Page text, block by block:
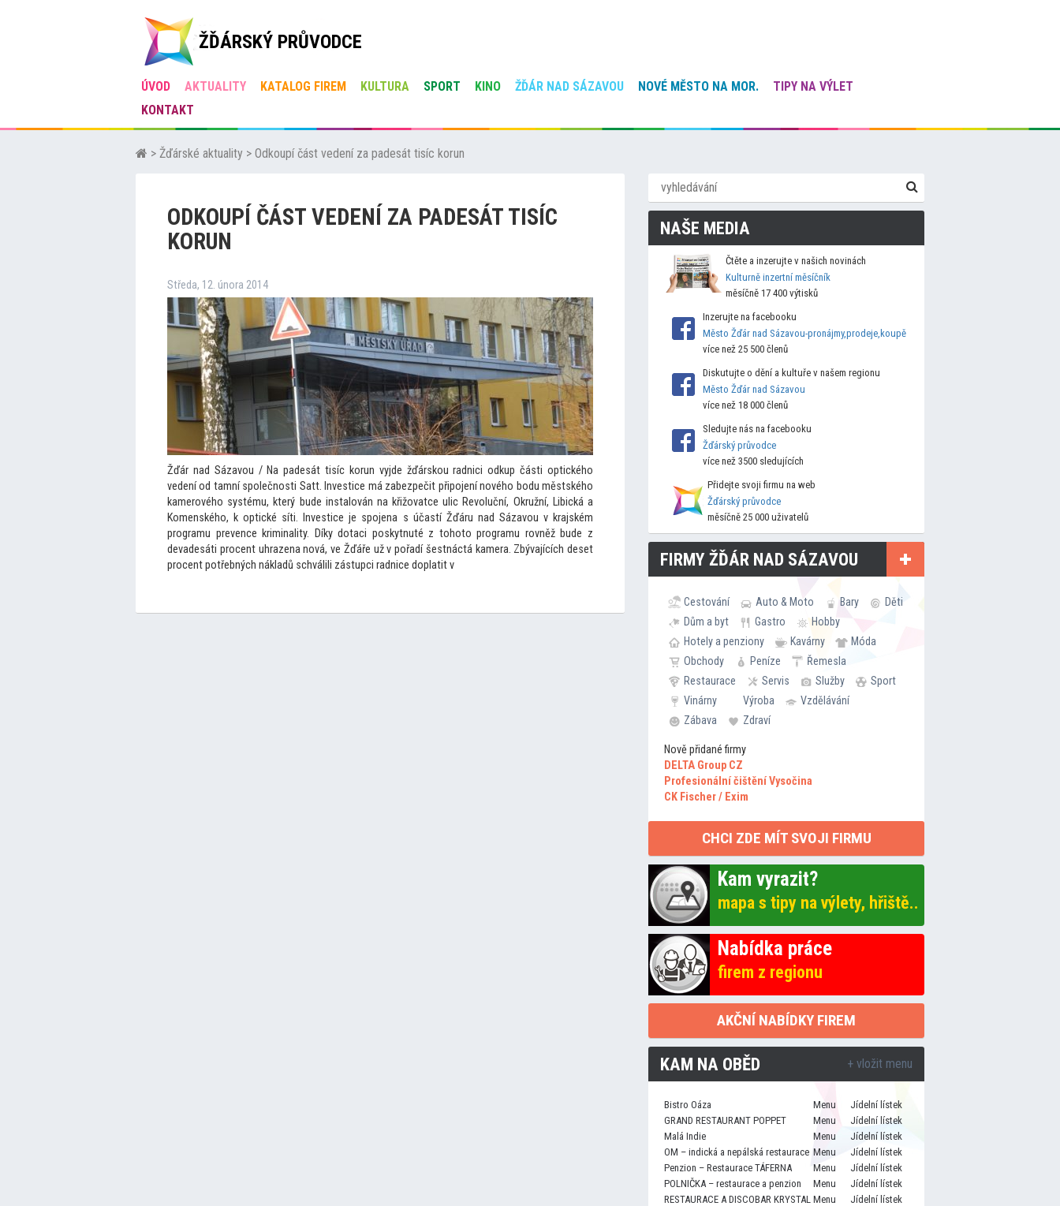
ŽĎÁRSKÝ PRŮVODCE
ÚVOD AKTUALITY KATALOG FIREM KULTURA SPORT KINO ŽĎÁR NAD SÁZAVOU NOVÉ MĚSTO NA MOR.
TIPY NA VÝLET
KONTAKT
> Žďárské aktuality > Odkoupí část vedení za padesát tisíc korun
ODKOUPÍ ČÁST VEDENÍ ZA PADESÁT TISÍC
KORUN
Středa, 12. února 2014
Žďár nad Sázavou / Na padesát tisíc korun vyjde žďárskou radnici odkup části optického
vedení od tamní společnosti Satt. Investice má zabezpečit připojení nového bodu městského
kamerového systému, který bude instalován na křižovatce ulic Revoluční, Okružní, Libická a
Komenského, k optické síti. Investice je spojena s účastí Žďáru nad Sázavou v krajském
programu prevence kriminality. Díky dotaci poskytnuté z tohoto programu rovněž bude z
devadesáti procent uhrazena nová, ve Žďáře už v pořadí šestnáctá kamera. Zbývajících deset
procent potřebných nákladů schválili zástupci radnice doplatit v
NAŠE MEDIA
Čtěte a inzerujte v našich novinách
Kulturně inzertní měsíčník
měsíčně 17 400 výtisků
Inzerujte na facebooku
Město Žďár nad Sázavou-pronájmy,prodeje,koupě
více než 25 500 členů
Diskutujte o dění a kultuře v našem regionu
Město Žďár nad Sázavou
více než 18 000 členů
Sledujte nás na facebooku
Žďárský průvodce
více než 3500 sledujících
Přidejte svoji firmu na web
Žďárský průvodce
měsíčně 25 000 uživatelů
FIRMY ŽĎÁR NAD SÁZAVOU
Cestování Auto & Moto Bary
Děti
Dům a byt
Gastro
Hobby
Hotely a penziony
Kavárny
Móda
Obchody
Peníze
Řemesla
Restaurace
Servis Služby
Sport
Vinárny
Výroba
Vzdělávání
Zábava
Zdraví
Nově přidané firmy
DELTA Group CZ
Profesionální čištění Vysočina
CK Fischer / Exim
CHCI ZDE MÍT SVOJI FIRMU
Kam vyrazit?
mapa s tipy na výlety, hřiště..
Nabídka práce
firem z regionu
AKČNÍ NABÍDKY FIREM
KAM NA OBĚD + vložit menu
Bistro Oáza Menu
Jídelní lístek
GRAND RESTAURANT POPPET
Menu
Jídelní lístek
Malá Indie
Menu
Jídelní lístek
OM – indická a nepálská restaurace Menu
Jídelní lístek
Penzion – Restaurace TÁFERNA
Menu
Jídelní lístek
POLNIČKA – restaurace a penzion
Menu
Jídelní lístek
RESTAURACE A DISCOBAR KRYSTAL Menu
Jídelní lístek